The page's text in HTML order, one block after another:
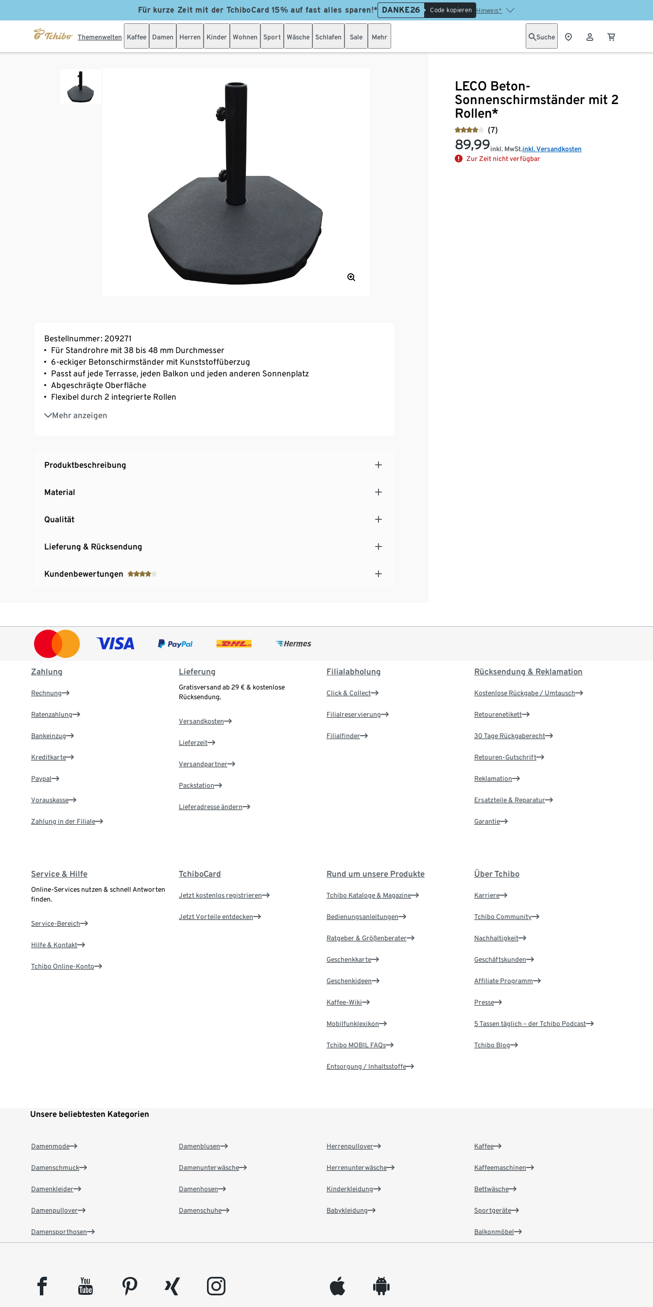
Für kurze Zeit mit der TchiboCard 15% auf fast alles sparen!* DANKE26 Code kopieren Hinweis*
Themenwelten Kaffee Damen Herren Kinder Wohnen Sport Wäsche Schlafen Sale Mehr Suche
LECO Beton-
Sonnenschirmständer mit 2
Rollen*
(7)
89,99inkl. MwSt.inkl. Versandkosten
Zur Zeit nicht verfügbar
Bestellnummer: 209271
Für Standrohre mit 38 bis 48 mm Durchmesser
6-eckiger Betonschirmständer mit Kunststoffüberzug
Passt auf jede Terrasse, jeden Balkon und jeden anderen Sonnenplatz
Abgeschrägte Oberfläche
Flexibel durch 2 integrierte Rollen
Mehr anzeigen
Gewicht ca. 25 kg
*Lieferung ohne Sonnenschirm – separat zu erwerben
Produktbeschreibung
Material
Qualität
Lieferung & Rücksendung
Kundenbewertungen
Zahlung
Rechnung
Ratenzahlung
Bankeinzug
Kreditkarte
Paypal
Vorauskasse
Zahlung in der Filiale
Lieferung
Gratisversand ab 29 € & kostenlose
Rücksendung.
Versandkosten
Lieferzeit
Versandpartner
Packstation
Lieferadresse ändern
Filialabholung
Click & Collect
Filialreservierung
Filialfinder
Rücksendung & Reklamation
Kostenlose Rückgabe / Umtausch
Retourenetikett
30 Tage Rückgaberecht
Retouren-Gutschrift
Reklamation
Ersatzteile & Reparatur
Garantie
Service & Hilfe
Online-Services nutzen & schnell Antworten
finden.
Service-Bereich
Hilfe & Kontakt
Tchibo Online-Konto
TchiboCard
Jetzt kostenlos registrieren
Jetzt Vorteile entdecken
Rund um unsere Produkte
Tchibo Kataloge & Magazine
Bedienungsanleitungen
Ratgeber & Größenberater
Geschenkkarte
Geschenkideen
Kaffee-Wiki
Mobilfunklexikon
Tchibo MOBIL FAQs
Entsorgung / Inhaltsstoffe
Über Tchibo
Karriere
Tchibo Community
Nachhaltigkeit
Geschäftskunden
Affiliate Programm
Presse
5 Tassen täglich – der Tchibo Podcast
Tchibo Blog
Unsere beliebtesten Kategorien
Damenmode
Damenschmuck
Damenkleider
Damenpullover
Damensporthosen
Damenblusen
Damenunterwäsche
Damenhosen
Damenschuhe
Herrenpullover
Herrenunterwäsche
Kinderkleidung
Babykleidung
Kaffee
Kaffeemaschinen
Bettwäsche
Sportgeräte
Balkonmöbel
facebook youtube pinterest xing instagram appleinc android